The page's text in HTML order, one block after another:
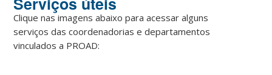
Clique nas imagens abaixo para acessar alguns
serviços das coordenadorias e departamentos
vinculados a PROAD: